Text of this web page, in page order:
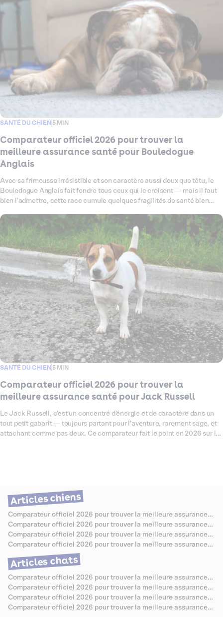
pour Caniche, pour vous aider à choisir, sereinement et en toute clarté,
la formule qui lui correspond vraiment.
SANTÉ DU CHIEN 5 MIN
Comparateur officiel 2026 pour trouver la
meilleure assurance santé pour Bouledogue
Anglais
Avec sa frimousse irrésistible et son caractère aussi doux que têtu, le
Bouledogue Anglais fait fondre tous ceux qui le croisent — mais il faut
bien l'admettre, cette race cumule quelques fragilités de santé bien
sensibilités cutanées, articulations à surveiller de près. Ce comparateur
fait le point en 2026 sur les meilleures assurances santé pour chien
disponibles pour votre Bouledogue Anglais, en passant au crible les
garanties, les exclusions et les tarifs qui comptent vraiment pour cette
race. L'objectif ? Vous aider à trouver la couverture qui lui ressemble —
solide, pensée pour lui, et sans mauvaise surprise le jour où vous en
avez le plus besoin.
SANTÉ DU CHIEN 5 MIN
Comparateur officiel 2026 pour trouver la
meilleure assurance santé pour Jack Russell
Le Jack Russell, c'est un concentré d'énergie et de caractère dans un
tout petit gabarit — toujours partant pour l'aventure, rarement sage, et
attachant comme pas deux. Ce comparateur fait le point en 2026 sur les
Articles chiens
Comparateur officiel 2026 pour trouver la meilleure assurance
santé pour Berger Allemand
Comparateur officiel 2026 pour trouver la meilleure assurance
santé pour Caniche
Comparateur officiel 2026 pour trouver la meilleure assurance
santé pour Bouledogue Anglais
Comparateur officiel 2026 pour trouver la meilleure assurance
santé pour Jack Russell
Articles chats
Comparateur officiel 2026 pour trouver la meilleure assurance
santé pour Chartreux
Comparateur officiel 2026 pour trouver la meilleure assurance
santé pour Sibérien
Comparateur officiel 2026 pour trouver la meilleure assurance
santé pour Abyssin
Comparateur officiel 2026 pour trouver la meilleure assurance